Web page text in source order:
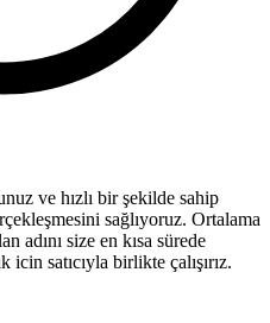
ve hızlı bir şekilde sahip
sağlıyoruz. Ortalama
adını size en kısa sürede
satıcıyla birlikte çalışırız.